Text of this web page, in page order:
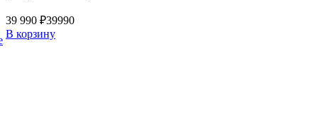
39 990 ₽39990
В корзину